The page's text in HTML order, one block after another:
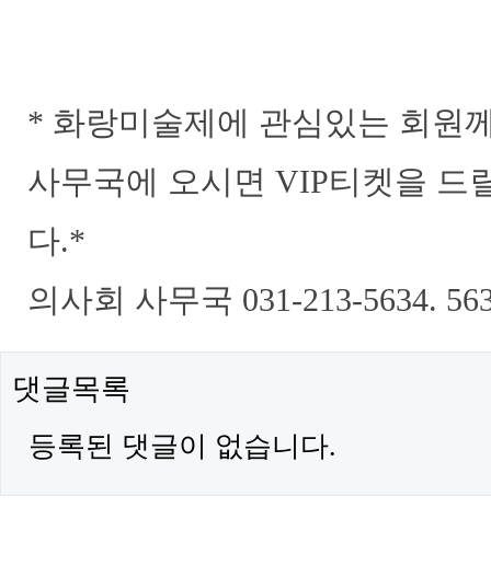
​* 화랑미술제에 관심있는 회원
사무국에 오시면 VIP티켓을 드
다.*
의사회 사무국 031-213-5634.
댓글목록
등록된 댓글이 없습니다.